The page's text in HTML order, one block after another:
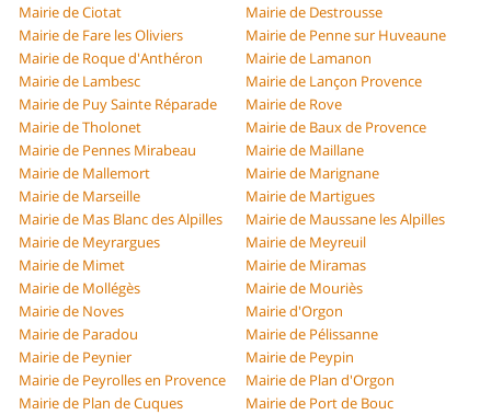
Mairie de Ciotat
Mairie de Destrousse
Mairie de Fare les Oliviers
Mairie de Penne sur Huveaune
Mairie de Roque d'Anthéron
Mairie de Lamanon
Mairie de Lambesc
Mairie de Lançon Provence
Mairie de Puy Sainte Réparade
Mairie de Rove
Mairie de Tholonet
Mairie de Baux de Provence
Mairie de Pennes Mirabeau
Mairie de Maillane
Mairie de Mallemort
Mairie de Marignane
Mairie de Marseille
Mairie de Martigues
Mairie de Mas Blanc des Alpilles
Mairie de Maussane les Alpilles
Mairie de Meyrargues
Mairie de Meyreuil
Mairie de Mimet
Mairie de Miramas
Mairie de Mollégès
Mairie de Mouriès
Mairie de Noves
Mairie d'Orgon
Mairie de Paradou
Mairie de Pélissanne
Mairie de Peynier
Mairie de Peypin
Mairie de Peyrolles en Provence
Mairie de Plan d'Orgon
Mairie de Plan de Cuques
Mairie de Port de Bouc